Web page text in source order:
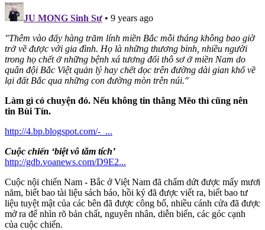
JU MONG Sinh Sự • 9 years ago
"Thêm vào đấy hàng trăm lính miền Bắc mỗi tháng không bao giờ
trở về được với gia đình. Họ là những thương binh, nhiều người
trong họ chết ở những bệnh xá tương đối thô sơ ở miền Nam do
quân đội Bắc Việt quản lý hay chết dọc trên đường dài gian khổ về
lại đất Bắc qua những con đường mòn trên núi."
Làm gì có chuyện đó. Nếu không tin thằng Mẽo thì cũng nên
tin Bùi Tín.
http://4.bp.blogspot.com/-_...
Cuộc chiến ‘biệt vô tăm tích’
http://gdb.voanews.com/D9E2...
Cuộc nội chiến Nam - Bắc ở Việt Nam đã chấm dứt được mấy mươi
năm, biết bao tài liệu sách báo, hồi ký đã được viết ra, biết bao tư
liệu tuyệt mật của các bên đã được công bố, nhiều cánh cửa đã được
mở ra để nhìn rõ bản chất, nguyên nhân, diễn biến, các góc cạnh
của cuộc chiến.